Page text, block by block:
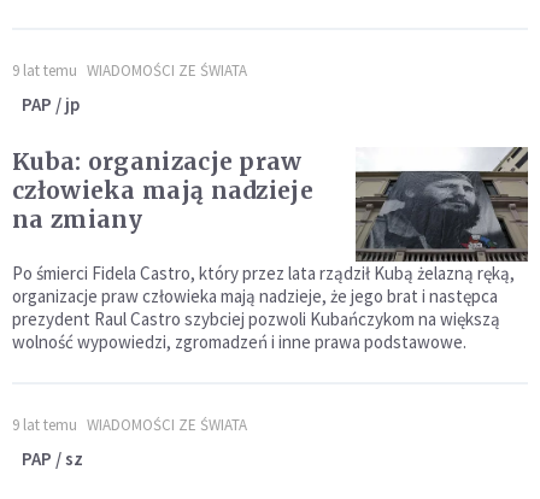
9 lat temu WIADOMOŚCI ZE ŚWIATA
PAP / jp
Kuba: organizacje praw
człowieka mają nadzieje
na zmiany
Po śmierci Fidela Castro, który przez lata rządził Kubą żelazną ręką,
organizacje praw człowieka mają nadzieje, że jego brat i następca
prezydent Raul Castro szybciej pozwoli Kubańczykom na większą
wolność wypowiedzi, zgromadzeń i inne prawa podstawowe.
9 lat temu WIADOMOŚCI ZE ŚWIATA
PAP / sz